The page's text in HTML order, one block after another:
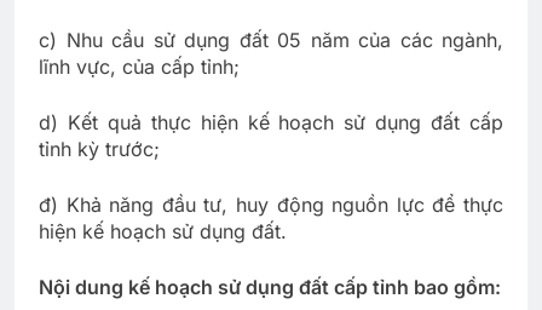
c) Nhu cầu sử dụng đất 05 năm của các ngành,
lĩnh vực, của cấp tỉnh;
d) Kết quả thực hiện kế hoạch sử dụng đất cấp
tỉnh kỳ trước;
đ) Khả năng đầu tư, huy động nguồn lực để thực
hiện kế hoạch sử dụng đất.
Nội dung kế hoạch sử dụng đất cấp tỉnh bao gồm: